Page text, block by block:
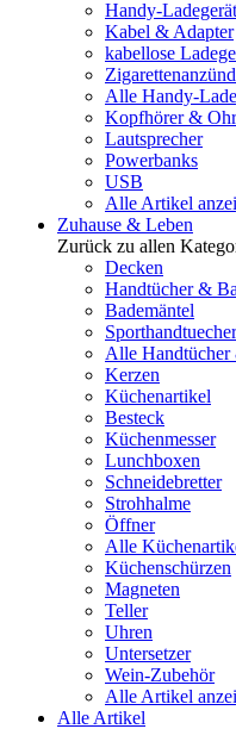
Handy-
Kabel & Adapter
kabellose
Alle Handy-
Kopfhörer &
Lautsprecher
Powerbanks
USB
Alle Artikel
Zuhause & Leben
Zurück zu allen
Decken
Handtücher &
Bademäntel
Sporthandtuecher
Alle Handtücher
Kerzen
Küchenartikel
Besteck
Küchenmesser
Lunchboxen
Schneidebretter
Strohhalme
Öffner
Alle
Küchenschürzen
Magneten
Teller
Uhren
Untersetzer
Wein-Zubehör
Alle Artikel
Alle Artikel